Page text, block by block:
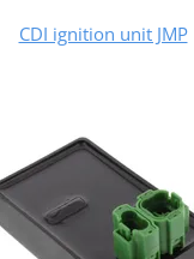
CDI ignition unit JMP